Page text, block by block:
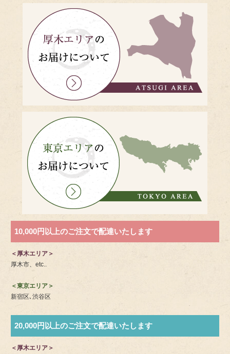
10,000円以上のご注文で配達いたします
＜厚木エリア＞
厚木市、etc..
＜東京エリア＞
新宿区､渋谷区
20,000円以上のご注文で配達いたします
＜厚木エリア＞